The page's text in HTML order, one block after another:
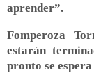
aprender”.
Fomperoza
estarán
pronto se